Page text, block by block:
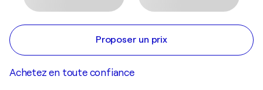
Proposer un prix
Achetez en toute confiance